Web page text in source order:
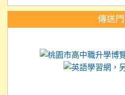
傳送門